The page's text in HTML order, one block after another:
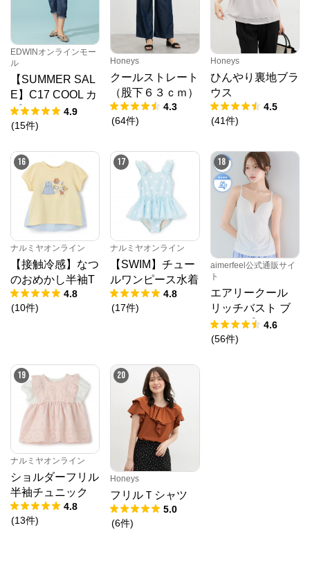
EDWINオンラインモー
ル
【SUMMER SAL
E】C17 COOL カ
プリ デニムパン
ツ【涼】
4.9
(15件)
Honeys
クールストレート
（股下６３ｃｍ）
4.3
(64件)
Honeys
ひんやり裏地ブラ
ウス
4.5
(41件)
16
ナルミヤオンライン
【接触冷感】なつ
のおめかし半袖T
4.8
(10件)
17
ナルミヤオンライン
【SWIM】チュー
ルワンピース水着
4.8
(17件)
18
aimerfeel公式通販サイ
ト
エアリークール
リッチバスト ブ
ラトップ (ワイヤ
ー入り)
4.6
(56件)
19
ナルミヤオンライン
ショルダーフリル
半袖チュニック
4.8
(13件)
20
Honeys
フリルＴシャツ
5.0
(6件)